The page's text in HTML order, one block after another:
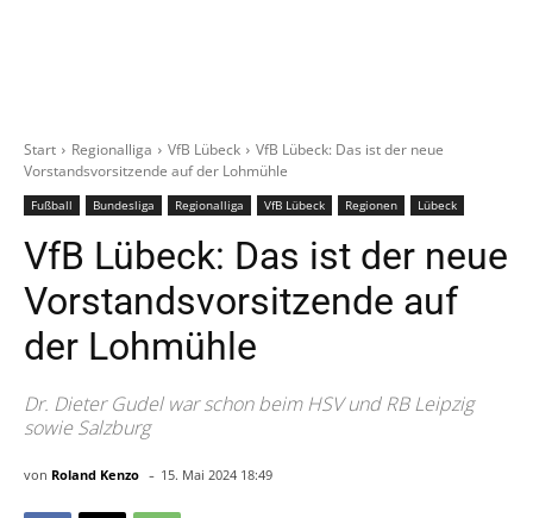
Start Regionalliga VfB Lübeck
VfB Lübeck: Das ist der neue
Vorstandsvorsitzende auf der Lohmühle
Fußball Bundesliga Regionalliga VfB Lübeck Regionen Lübeck
VfB Lübeck: Das ist der neue
Vorstandsvorsitzende auf
der Lohmühle
Dr. Dieter Gudel war schon beim HSV und RB Leipzig
sowie Salzburg
von Roland Kenzo - 15. Mai 2024 18:49